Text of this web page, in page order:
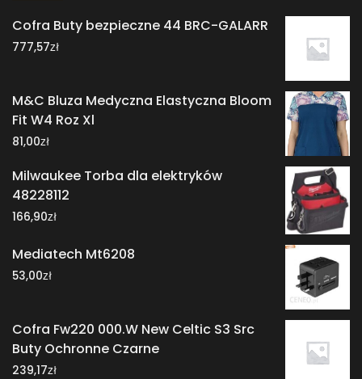
Cofra Buty bezpieczne 44 BRC-GALARR
777,57zł
M&C Bluza Medyczna Elastyczna Bloom
Fit W4 Roz Xl
81,00zł
Milwaukee Torba dla elektryków
48228112
166,90zł
Mediatech Mt6208
53,00zł
Cofra Fw220 000.W New Celtic S3 Src
Buty Ochronne Czarne
239,17zł